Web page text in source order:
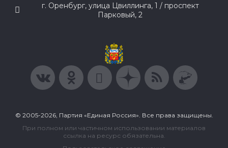
г. Оренбург, улица Цвиллинга, 1 / проспект
Парковый, 2
© 2005-2026, Партия «Единая Россия». Все права защищены.
При полном или частичном использовании материалов
ссылка на ресурс обязательна.